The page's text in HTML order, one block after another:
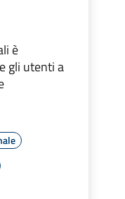
è
gli utenti a